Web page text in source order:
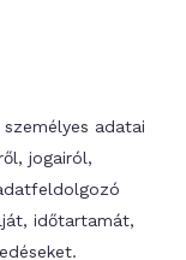
adatai
jogairól,
időtartamát,